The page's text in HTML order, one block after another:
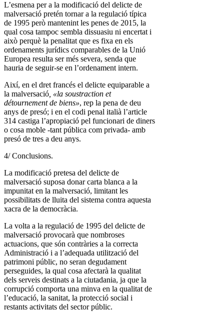
L’esmena per a la modificació del delicte de
malversació pretén tornar a la regulació típica
de 1995 però mantenint les penes de 2015, la
qual cosa tampoc sembla dissuasiu ni encertat i
això perquè la penalitat que es fixa en els
ordenaments jurídics comparables de la Unió
Europea resulta ser més severa, senda que
hauria de seguir-se en l’ordenament intern.
Així, en el dret francés el delicte equiparable a
la malversació , «la soustraction et
détournement de biens», rep la pena de deu
anys de presó; i en el codi penal italià l’article
314 castiga l’apropiació pel funcionari de diners
o cosa moble -tant pública com privada- amb
presó de tres a deu anys.
4/ Conclusions.
La modificació pretesa del delicte de
malversació suposa donar carta blanca a la
impunitat en la malversació, limitant les
possibilitats de lluita del sistema contra aquesta
xacra de la democràcia.
La volta a la regulació de 1995 del delicte de
malversació provocarà que nombroses
actuacions, que són contràries a la correcta
Administració i a l’adequada utilització del
patrimoni públic, no seran degudament
perseguides, la qual cosa afectarà la qualitat
dels serveis destinats a la ciutadania, ja que la
corrupció comporta una minva en la qualitat de
l’educació, la sanitat, la protecció social i
restants activitats del sector públic.